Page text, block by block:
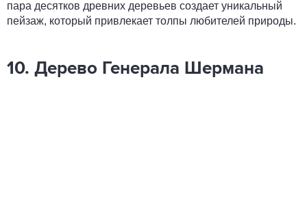
пара десятков древних деревьев создает уникальный
пейзаж, который привлекает толпы любителей природы.
10. Дерево Генерала Шермана